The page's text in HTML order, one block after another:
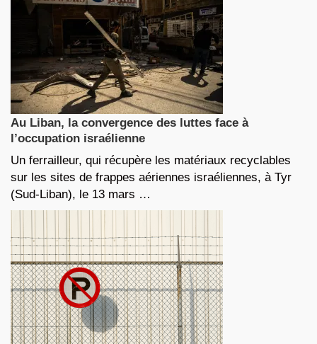
Au Liban, la convergence des luttes face à
l’occupation israélienne
Un ferrailleur, qui récupère les matériaux recyclables
sur les sites de frappes aériennes israéliennes, à Tyr
(Sud-Liban), le 13 mars …